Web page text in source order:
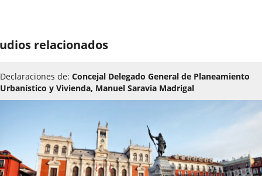
relacionados
Declaraciones de: Concejal Delegado General de Planeamiento
Urbanístico y Vivienda, Manuel Saravia Madrigal